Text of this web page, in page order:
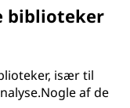
biblioteker
især til
af de